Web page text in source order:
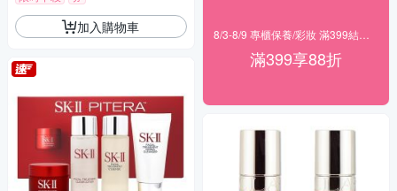
加入購物車
滿399享88折